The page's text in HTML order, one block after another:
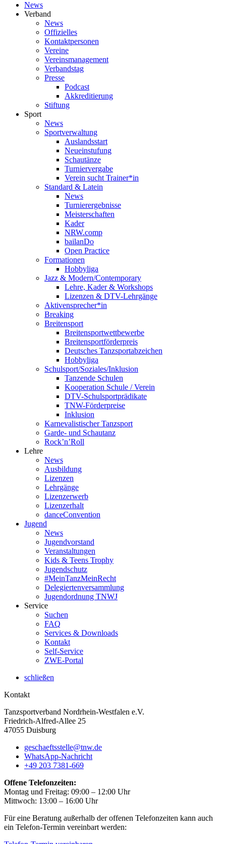
News
Verband
News
Offizielles
Kontaktpersonen
Vereine
Vereinsmanagement
Verbandstag
Presse
Podcast
Akkreditierung
Stiftung
Sport
News
Sportverwaltung
Auslandsstart
Neueinstufung
Schautänze
Turniervergabe
Verein sucht Trainer*in
Standard & Latein
News
Turnierergebnisse
Meisterschaften
Kader
NRW.comp
bailanDo
Open Practice
Formationen
Hobbyliga
Jazz & Modern/Contemporary
Lehre, Kader & Workshops
Lizenzen & DTV-Lehrgänge
Aktivensprecher*in
Breaking
Breitensport
Breitensportwettbewerbe
Breitensportförderpreis
Deutsches Tanzsportabzeichen
Hobbyliga
Schulsport/Soziales/Inklusion
Tanzende Schulen
Kooperation Schule / Verein
DTV-Schulsportprädikate
TNW-Förderpreise
Inklusion
Karnevalistischer Tanzsport
Garde- und Schautanz
Rock’n’Roll
Lehre
News
Ausbildung
Lizenzen
Lehrgänge
Lizenzerwerb
Lizenzerhalt
danceConvention
Jugend
News
Jugendvorstand
Veranstaltungen
Kids & Teens Trophy
Jugendschutz
#MeinTanzMeinRecht
Delegiertenversammlung
Jugendordnung TNWJ
Service
Suchen
FAQ
Services & Downloads
Kontakt
Self-Service
ZWE-Portal
schließen
Kontakt
Tanzsportverband Nordrhein-Westfalen e.V.
Friedrich-Alfred-Allee 25
47055 Duisburg
geschaeftsstelle@tnw.de
WhatsApp-Nachricht
+49 203 7381-669
Offene Telefonzeiten:
Montag und Freitag: 09:00 – 12:00 Uhr
Mittwoch: 13:00 – 16:00 Uhr
Für eine Beratung außerhalb der offenen Telefonzeiten kann auch
ein Telefon-Termin vereinbart werden: